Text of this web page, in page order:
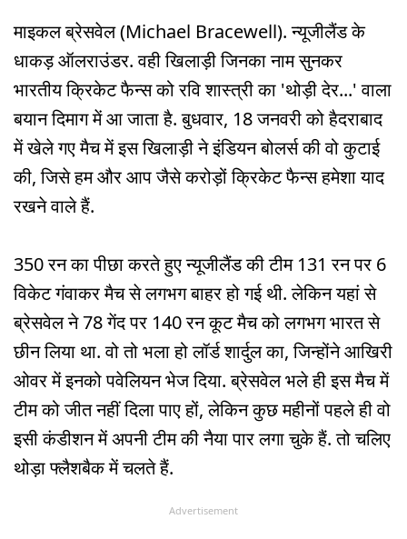
माइकल ब्रेसवेल (Michael Bracewell). न्यूजीलैंड के
धाकड़ ऑलराउंडर. वही खिलाड़ी जिनका नाम सुनकर
भारतीय क्रिकेट फैन्स को रवि शास्त्री का 'थोड़ी देर...' वाला
बयान दिमाग में आ जाता है. बुधवार, 18 जनवरी को हैदराबाद
में खेले गए मैच में इस खिलाड़ी ने इंडियन बोलर्स की वो कुटाई
की, जिसे हम और आप जैसे करोड़ों क्रिकेट फैन्स हमेशा याद
रखने वाले हैं.
350 रन का पीछा करते हुए न्यूजीलैंड की टीम 131 रन पर 6
विकेट गंवाकर मैच से लगभग बाहर हो गई थी. लेकिन यहां से
ब्रेसवेल ने 78 गेंद पर 140 रन कूट मैच को लगभग भारत से
छीन लिया था. वो तो भला हो लॉर्ड शार्दुल का, जिन्होंने आखिरी
ओवर में इनको पवेलियन भेज दिया. ब्रेसवेल भले ही इस मैच में
टीम को जीत नहीं दिला पाए हों, लेकिन कुछ महीनों पहले ही वो
इसी कंडीशन में अपनी टीम की नैया पार लगा चुके हैं. तो चलिए
थोड़ा फ्लैशबैक में चलते हैं.
Advertisement